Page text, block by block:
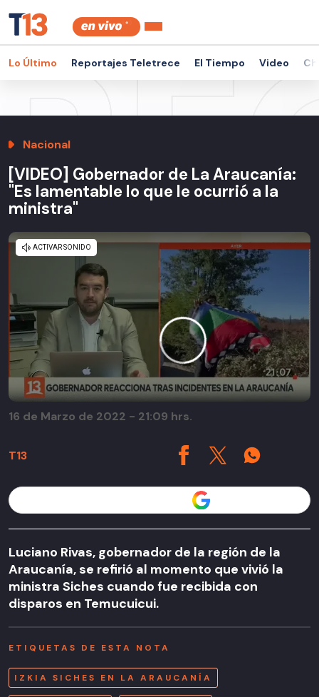
Lo Último Reportajes Teletrece El Tiempo Video
Nacional
[VIDEO] Gobernador de La Araucanía:
"Es lamentable lo que le ocurrió a la
ministra"
T13
16 de Marzo de 2022 - 21:09 hrs.
Luciano Rivas, gobernador de la región de la
Araucanía, se refirió al momento que vivió la
ministra Siches cuando fue recibida con
disparos en Temucuicui.
ETIQUETAS DE ESTA NOTA
IZKIA SICHES EN LA ARAUCANÍA